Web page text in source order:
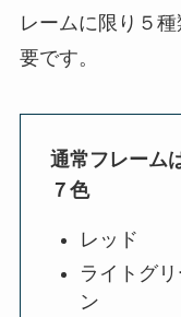
レームに限り５
要です。
通常フレーム
７色
レッド
ライトグリ
ン